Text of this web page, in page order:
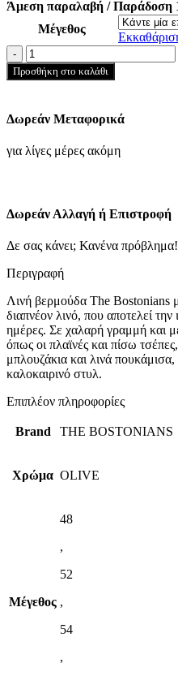
Άμεση παραλαβή / Παράδοση
Μέγεθος
ΒΕΡΜΟΥΔΑ
ΛΙΝΗ
CHINOS
ΜΕΣΗ
REGULAR
ΠΡΑΣΙΝΟ
Προσθήκη στο καλάθι
Δωρεάν Μεταφορικά
για λίγες μέρες ακόμη
Δωρεάν Αλλαγή ή Επιστροφή
Δε σας κάνει; Κανένα πρόβλημα!
Περιγραφή
Λινή βερμούδα The Bostonians
διαπνέον λινό, που αποτελεί την
ημέρες. Σε χαλαρή γραμμή και
όπως οι πλαϊνές και πίσω
μπλουζάκια και λινά
καλοκαιρινό στυλ.
Επιπλέον πληροφορίες
Brand THE BOSTONIANS
Χρώμα OLIVE
Μέγεθος
48
,
52
,
54
,